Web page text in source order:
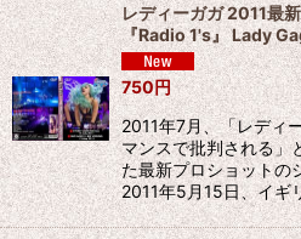
レディーガガ 2011最
『Radio 1's』 Lady
750円
2011年7月、「レディ
マンスで批判される」
た最新プロショットの
2011年5月15日、イギ